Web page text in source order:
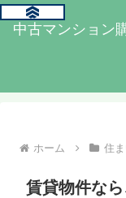
中古マンション
ホーム 住
賃貸物件な